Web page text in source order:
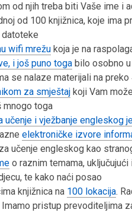
od njih treba biti Vaše ime i
od 100 knjižnica, koje ima
wifi mrežu koja je na
i još puno toga bilo osobno
se nalaze materijali na
za smještaj koji Vam
mnogo toga
učenje i vježbanje engleskog
elektroničke izvore
učenje engleskog kao
o raznim temama,
te kako naći posao
knjižnica na 100 lokacija.
Imamo pristup prevoditeljima